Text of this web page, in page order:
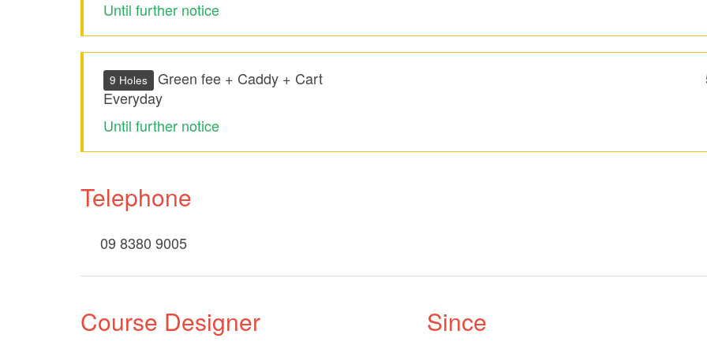
Until further notice
9 Holes
Green fee + Caddy + Cart
Everyday
Until further notice
Telephone
09 8380 9005
Course Designer Since